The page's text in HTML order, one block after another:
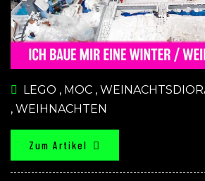
LEGO , MOC ,
, WEIHNACHTEN
Zum Artikel